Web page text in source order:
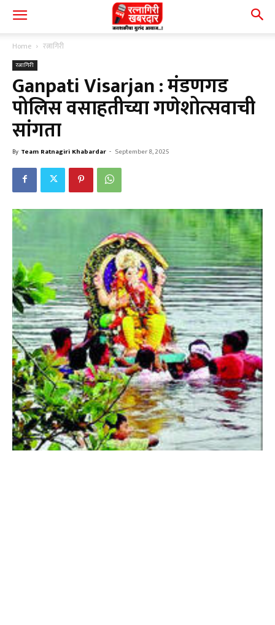
Home रत्नागिरी
रत्नागिरी
Ganpati Visarjan : मंडणगड
पोलिस वसाहतीच्या गणेशोत्सवाची
सांगता
By Team Ratnagiri Khabardar - September 8, 2025